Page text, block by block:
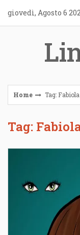
content
giovedì, Agosto 6
Home Tag: Fabiola
Tag: